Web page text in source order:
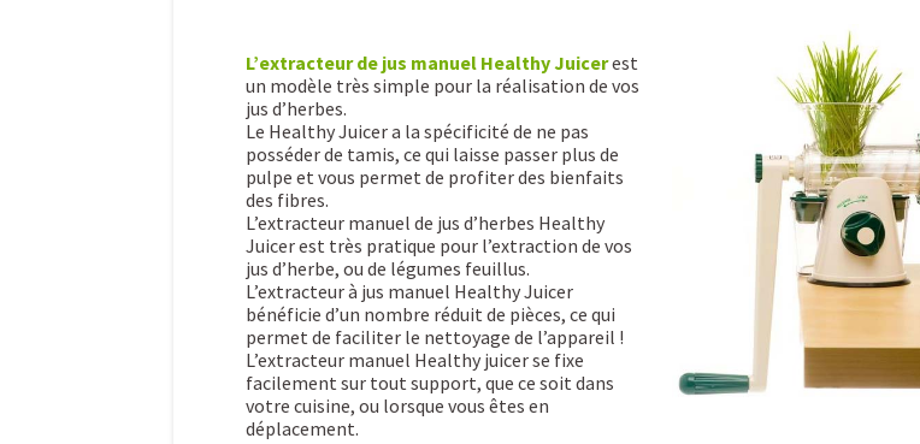
L’extracteur de jus manuel Healthy Juicerest
un modèle très simple pour la réalisation de vos
jus d’herbes.
Le Healthy Juicer a la spécificité de ne pas
posséder de tamis, ce qui laisse passer plus de
pulpe et vous permet de profiter des bienfaits
des fibres.
L’extracteur manuel de jus d’herbes Healthy
Juicer est très pratique pour l’extraction de vos
jus d’herbe, ou de légumes feuillus.
L’extracteur à jus manuel Healthy Juicer
bénéficie d’un nombre réduit de pièces, ce qui
permet de faciliter le nettoyage de l’appareil !
L’extracteur manuel Healthy juicer se fixe
facilement sur tout support, que ce soit dans
votre cuisine, ou lorsque vous êtes en
déplacement.